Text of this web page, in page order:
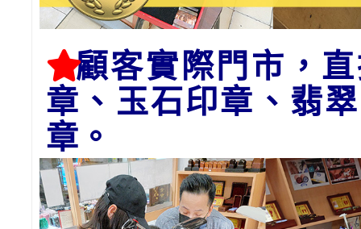
顧客實際門市，
章、玉石印章、翡
章。